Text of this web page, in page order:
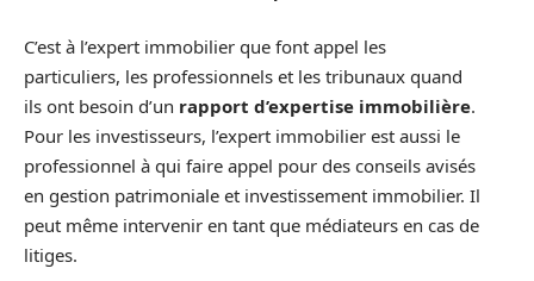
C’est à l’expert immobilier que font appel les
particuliers, les professionnels et les tribunaux quand
ils ont besoin d’un rapport d’expertise immobilière.
Pour les investisseurs, l’expert immobilier est aussi le
professionnel à qui faire appel pour des conseils avisés
en gestion patrimoniale et investissement immobilier. Il
peut même intervenir en tant que médiateurs en cas de
litiges.